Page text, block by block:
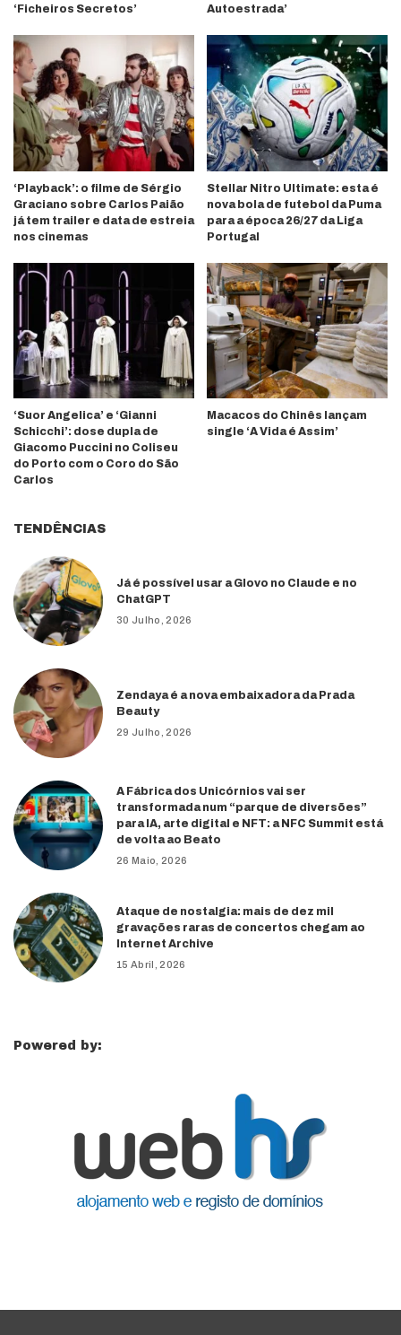
‘Ficheiros Secretos’
Autoestrada’
‘Playback’: o filme de Sérgio
Graciano sobre Carlos Paião
já tem trailer e data de estreia
nos cinemas
Stellar Nitro Ultimate: esta é
nova bola de futebol da Puma
para a época 26/27 da Liga
Portugal
‘Suor Angelica’ e ‘Gianni
Schicchi’: dose dupla de
Giacomo Puccini no Coliseu
do Porto com o Coro do São
Carlos
Macacos do Chinês lançam
single ‘A Vida é Assim’
TENDÊNCIAS
Já é possível usar a Glovo no Claude e no
ChatGPT
30 Julho, 2026
Zendaya é a nova embaixadora da Prada
Beauty
29 Julho, 2026
A Fábrica dos Unicórnios vai ser
transformada num “parque de diversões”
para IA, arte digital e NFT: a NFC Summit está
de volta ao Beato
26 Maio, 2026
Ataque de nostalgia: mais de dez mil
gravações raras de concertos chegam ao
Internet Archive
15 Abril, 2026
Powered by: